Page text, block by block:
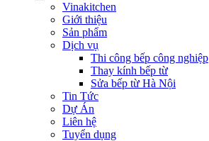
Vinakitchen
Giới thiệu
Sản phẩm
Dịch vụ
Thi công bếp công nghiệp
Thay kính bếp từ
Sửa bếp từ Hà Nội
Tin Tức
Dự Án
Liên hệ
Tuyển dụng